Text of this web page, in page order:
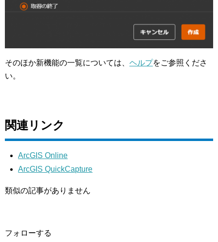
そのほか新機能の一覧については、 ヘルプをご参照くださ
い。
関連リンク
ArcGIS Online
ArcGIS QuickCapture
類似の記事がありません
フォローする